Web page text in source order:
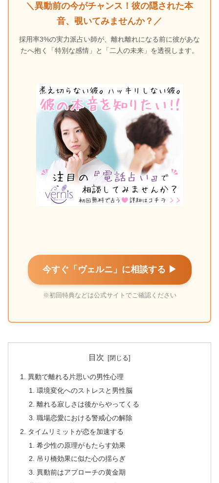
＼異動前の今がチャンス！彼の隠された本
音、覗いてみませんか？／
採用率3%の実力派占い師が、離れ離れになる前に彼があな
たへ抱く「特別な感情」と「二人の未来」を透視します。
今すぐ「ヴェルニ」に相談する ▶
※初回特典などは公式サイトでご確認ください
目次
異動で離れる片思いの男性心理
環境変化へのストレスと男性脳
離れる寂しさは後からやってくる
職場恋愛における警戒心の解除
タイムリミットが恋を加速する
希少性の原理がもたらす効果
吊り橋効果に似た心の揺らぎ
異動前はアプローチの黄金期